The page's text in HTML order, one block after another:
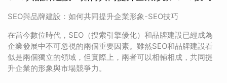
SEO與品牌建設：如何共同提升企業形象-SEO技巧
在當今數位時代，SEO（搜索引擎優化）和品牌建設已經成為
企業發展中不可忽視的兩個重要因素。雖然SEO和品牌建設看
似是兩個獨立的領域，但實際上，兩者可以相輔相成，共同提
升企業的形象與市場競爭力。